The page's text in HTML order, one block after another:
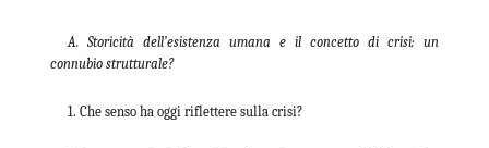
A. Storicità dell’esistenza umana e il concetto di crisi: un
connubio strutturale?
1. Che senso ha oggi riflettere sulla crisi?